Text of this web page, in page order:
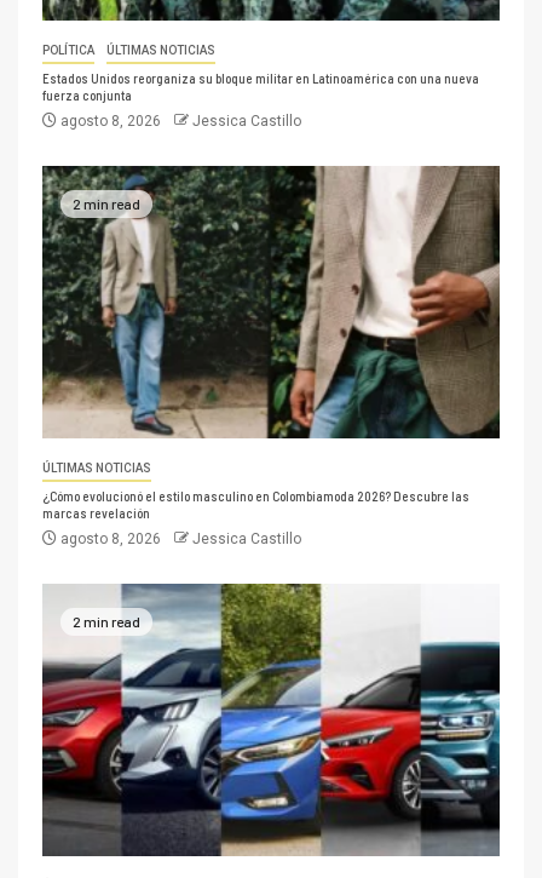
POLÍTICA ÚLTIMAS NOTICIAS
Estados Unidos reorganiza su bloque militar en Latinoamérica con una nueva
fuerza conjunta
agosto 8, 2026 Jessica Castillo
2 min read
ÚLTIMAS NOTICIAS
¿Cómo evolucionó el estilo masculino en Colombiamoda 2026? Descubre las
marcas revelación
agosto 8, 2026 Jessica Castillo
2 min read